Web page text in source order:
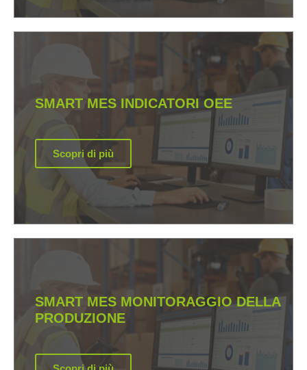
SMART MES INDICATORI OEE
Scopri di più
SMART MES MONITORAGGIO DELLA
PRODUZIONE